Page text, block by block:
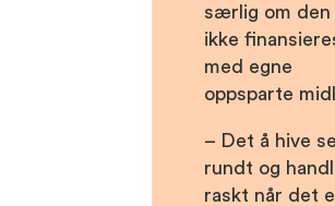
særlig om den
ikke
med egne
oppsparte
– Det å hive
rundt og
raskt når det